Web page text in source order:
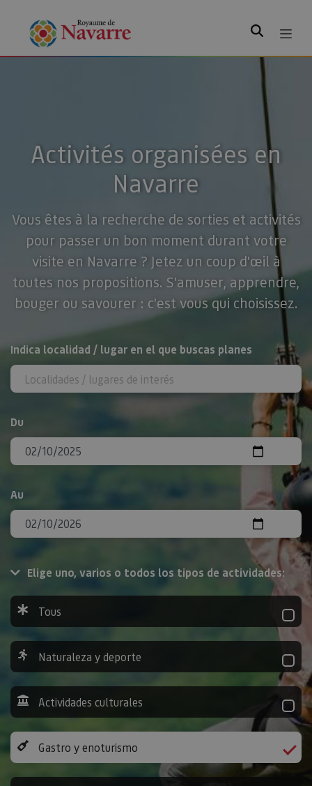
Rechercher
Activités organisées en
Navarre
Vous êtes à la recherche de sorties et activités
pour passer un bon moment durant votre
visite en Navarre ? Jetez un coup d'œil à
toutes nos propositions. S'amuser, apprendre,
bouger ou savourer : c'est vous qui choisissez.
Rechercher
Indica localidad / lugar en el que buscas planes
Du
Au
Elige uno, varios o todos los tipos de actividades:
Tous
Naturaleza y deporte
Actividades culturales
Gastro y enoturismo